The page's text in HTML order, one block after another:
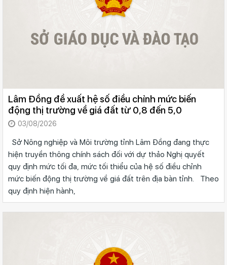
Lâm Đồng đề xuất hệ số điều chỉnh mức biến
động thị trường về giá đất từ 0,8 đến 5,0
03/08/2026
Sở Nông nghiệp và Môi trường tỉnh Lâm Đồng đang thực
hiện truyền thông chính sách đối với dự thảo Nghị quyết
quy định mức tối đa, mức tối thiểu của hệ số điều chỉnh
mức biến động thị trường về giá đất trên địa bàn tỉnh. Theo
quy định hiện hành,